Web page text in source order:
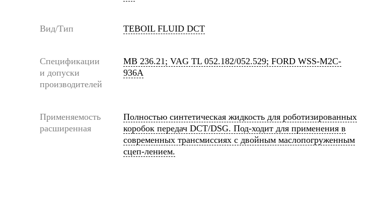
Вид/Тип TEBOIL FLUID DCT
Спецификации
и допуски
производителей
MB 236.21; VAG TL 052.182/052.529; FORD WSS-M2C-
936А
Применяемость
расширенная
Полностью синтетическая жидкость для роботизированных
коробок передач DCT/DSG. Под-ходит для применения в
современных трансмиссиях с двойным маслопогруженным
сцеп-лением.